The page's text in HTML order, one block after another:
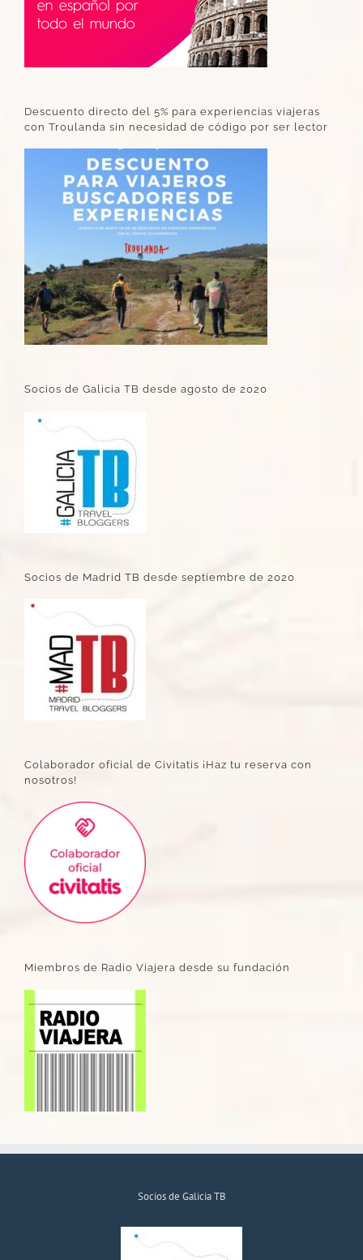
Descuento directo del 5% para experiencias viajeras
con Troulanda sin necesidad de código por ser lector
Socios de Galicia TB desde agosto de 2020
Socios de Madrid TB desde septiembre de 2020
Colaborador oficial de Civitatis ¡Haz tu reserva con
nosotros!
Miembros de Radio Viajera desde su fundación
Socios de Galicia TB